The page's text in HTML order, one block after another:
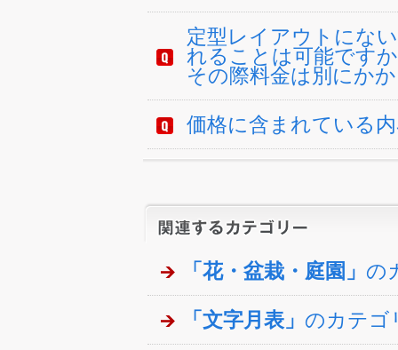
定型レイアウトにな
れることは可能です
その際料金は別にか
価格に含まれている
「花・盆栽・庭園」 の
「文字月表」 のカテゴ